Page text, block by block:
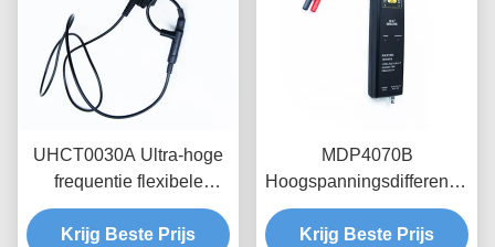
UHCT0030A Ultra-hoge
frequentie flexibele
stroomsonde met
200mV/A hoge
Krijg Beste Prijs
MDP4070B
Hoogspanningsdifferentiële
sondes, 700V bereik,
100MHz bandbreedte
Krijg Beste Prijs